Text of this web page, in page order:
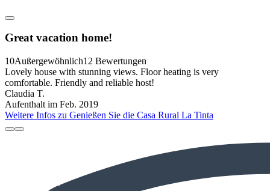
Great vacation home!
10Außergewöhnlich12 Bewertungen
Lovely house with stunning views. Floor heating is very
comfortable. Friendly and reliable host!
Claudia T.
Aufenthalt im Feb. 2019
Weitere Infos zu Genießen Sie die Casa Rural La Tinta